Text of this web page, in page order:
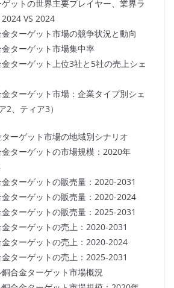
ットの世界主要プレイヤー、業界ラ
VS 2024
ターゲット市場の競争状況と動向
ターゲット市場集中率
ターゲット上位3社と5社の売上シェ
ターゲット市場：企業タイプ別シェ
2、ティア3）
ーゲット市場の地域別シナリオ
ターゲットの市場規模：2020年
ターゲットの販売量：2020-2031
ターゲットの販売量：2020-2024
ターゲットの販売量：2025-2031
ターゲットの売上：2020-2031
ターゲットの売上：2020-2024
ターゲットの売上：2025-2031
合金ターゲット市場概況